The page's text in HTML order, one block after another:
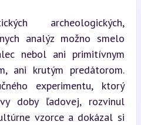
archeologických,
analýz možno smelo
nebol ani primitívnym
ani krutým predátorom.
experimentu, ktorý
doby ľadovej, rozvinul
vzorce a dokázal si